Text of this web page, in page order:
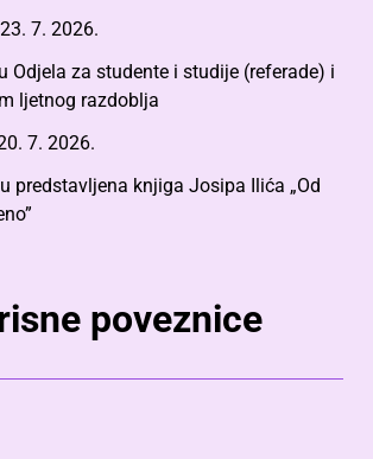
7. 2026.
Odjela za studente i studije (referade) i
ljetnog razdoblja
7. 2026.
predstavljena knjiga Josipa Ilića „Od
poveznice